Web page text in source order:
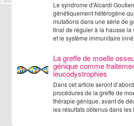
Le syndrome d'Aicardi
génétiquement hétérogène
mutations dans une série de
final de réguler à la hausse la
et le système immunitaire inné.
La greffe de moelle
génique comme
leucodystrophies
Dans cet article seront
procédures de la greffe de
thérapie génique, avant de
les résultats obtenus dans les